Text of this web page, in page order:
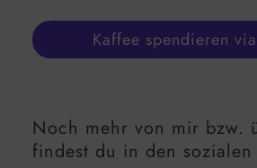
Kaffee spendieren
Noch mehr von mir bzw.
findest du in den sozialen